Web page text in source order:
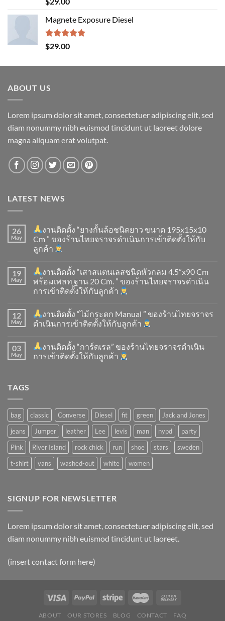
out of 5
Magnete Exposure Diesel
Rated5.00
out of 5
$29.00
ABOUT US
Lorem ipsum dolor sit amet, consectetuer adipiscing elit, sed
diam nonummy nibh euismod tincidunt ut laoreet dolore
magna aliquam erat volutpat.
LATEST NEWS
26
May
งานติดตั้ง “ยางกั้นล้อชนิดยาว ขนาด 195x15x10
Cm ” ของร้านไทยจราจรดำเนินการเข้าติดตั้ง​ให้กับ
ลูกค้า
19
May
งานติดตั้ง “เสาสแตนเลสชนิดหัวกลม 4.5”x90 Cm
พร้อมเพลท ฐาน 20 Cm. ” ของร้านไทยจราจรดำเนิน
การเข้าติดตั้ง​ให้กับลูกค้า
12
May
งานติดตั้ง “ไม้กระดก Manual ” ของร้านไทยจราจร
ดำเนินการเข้าติดตั้ง​ให้กับลูกค้า
03
May
งานติดตั้ง “การ์ดเรล” ของร้านไทยจราจรดำเนิน
การเข้าติดตั้ง​ให้กับลูกค้า
TAGS
bag classic Converse Diesel fit green
Jack and Jones
jeans
Jumper leather Lee levis man nypd
party
Pink
River Island rock chick run shoe stars
sweden
t-shirt
vans washed-out white women
SIGNUP FOR NEWSLETTER
Lorem ipsum dolor sit amet, consectetuer adipiscing elit, sed
diam nonummy nibh euismod tincidunt ut laoreet.
(insert contact form here)
ABOUT OUR STORES BLOG CONTACT FAQ